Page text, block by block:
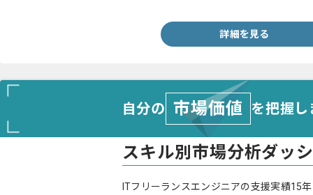
詳細を見る
自分の 市場価値 を把握
スキル別市場分析ダッ
ITフリーランスエンジニアの支援実績15